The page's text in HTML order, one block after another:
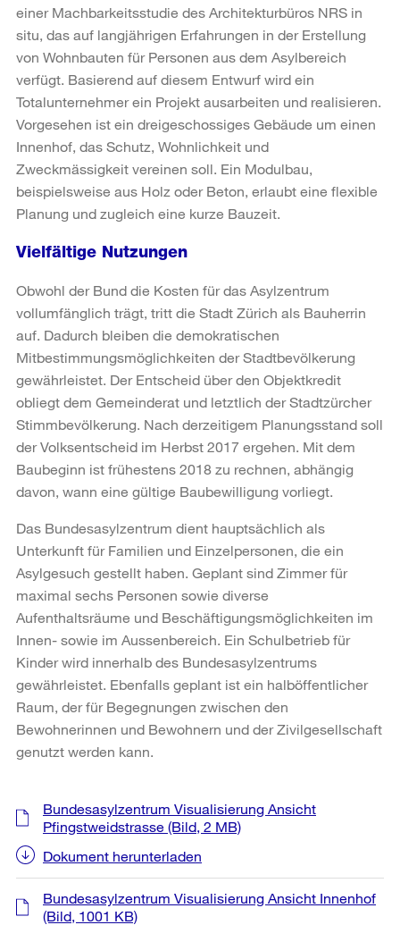
einer Machbarkeitsstudie des Architekturbüros NRS in
situ, das auf langjährigen Erfahrungen in der Erstellung
von Wohnbauten für Personen aus dem Asylbereich
verfügt. Basierend auf diesem Entwurf wird ein
Totalunternehmer ein Projekt ausarbeiten und realisieren.
Vorgesehen ist ein dreigeschossiges Gebäude um einen
Innenhof, das Schutz, Wohnlichkeit und
Zweckmässigkeit vereinen soll. Ein Modulbau,
beispielsweise aus Holz oder Beton, erlaubt eine flexible
Planung und zugleich eine kurze Bauzeit.
Vielfältige Nutzungen
Obwohl der Bund die Kosten für das Asylzentrum
vollumfänglich trägt, tritt die Stadt Zürich als Bauherrin
auf. Dadurch bleiben die demokratischen
Mitbestimmungsmöglichkeiten der Stadtbevölkerung
gewährleistet. Der Entscheid über den Objektkredit
obliegt dem Gemeinderat und letztlich der Stadtzürcher
Stimmbevölkerung. Nach derzeitigem Planungsstand soll
der Volksentscheid im Herbst 2017 ergehen. Mit dem
Baubeginn ist frühestens 2018 zu rechnen, abhängig
davon, wann eine gültige Baubewilligung vorliegt.
Das Bundesasylzentrum dient hauptsächlich als
Unterkunft für Familien und Einzelpersonen, die ein
Asylgesuch gestellt haben. Geplant sind Zimmer für
maximal sechs Personen sowie diverse
Aufenthaltsräume und Beschäftigungsmöglichkeiten im
Innen- sowie im Aussenbereich. Ein Schulbetrieb für
Kinder wird innerhalb des Bundesasylzentrums
gewährleistet. Ebenfalls geplant ist ein halböffentlicher
Raum, der für Begegnungen zwischen den
Bewohnerinnen und Bewohnern und der Zivilgesellschaft
genutzt werden kann.
Weitere
Informationen
Bundesasylzentrum Visualisierung Ansicht
Pfingstweidstrasse (Bild, 2 MB)
Dokument herunterladen
Bundesasylzentrum Visualisierung Ansicht Innenhof
(Bild, 1001 KB)